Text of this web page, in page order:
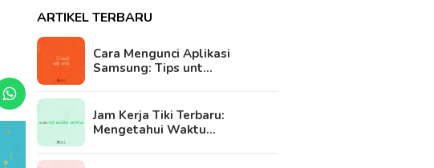
ARTIKEL TERBARU
Cara Mengunci Aplikasi
Samsung: Tips unt…
Jam Kerja Tiki Terbaru:
Mengetahui Waktu…